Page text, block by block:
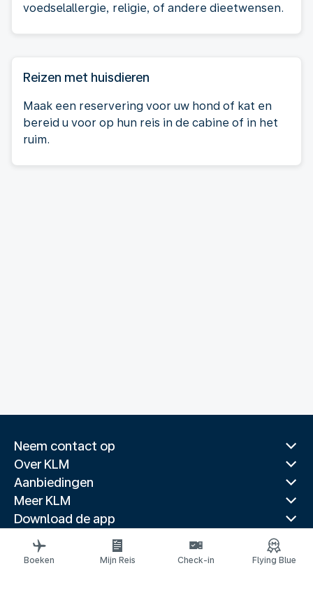
voedselallergie, religie, of andere dieetwensen.
Reizen met huisdieren
Maak een reservering voor uw hond of kat en
bereid u voor op hun reis in de cabine of in het
ruim.
Neem contact op
Over KLM
Aanbiedingen
Meer KLM
Download de app
Gerelateerde websites
Reisgidsen
Boeken Mijn Reis Check-in Flying Blue